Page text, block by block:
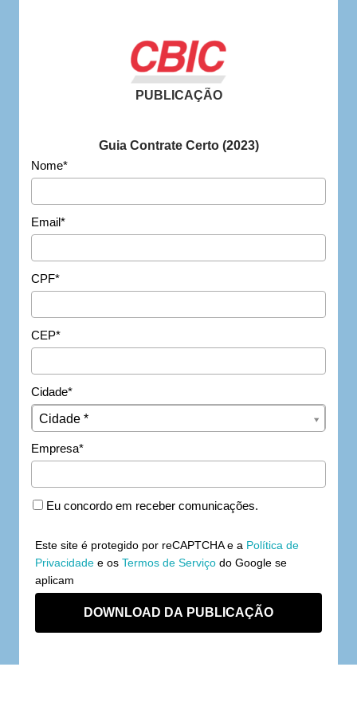
PUBLICAÇÃO
Guia Contrate Certo (2023)
Nome*
Email*
CPF*
CEP*
Cidade*
Cidade *
Cidade*
Empresa*
Eu concordo em receber comunicações.
Este site é protegido por reCAPTCHA e a Política de
Privacidade e os Termos de Serviço do Google se
aplicam
DOWNLOAD DA PUBLICAÇÃO